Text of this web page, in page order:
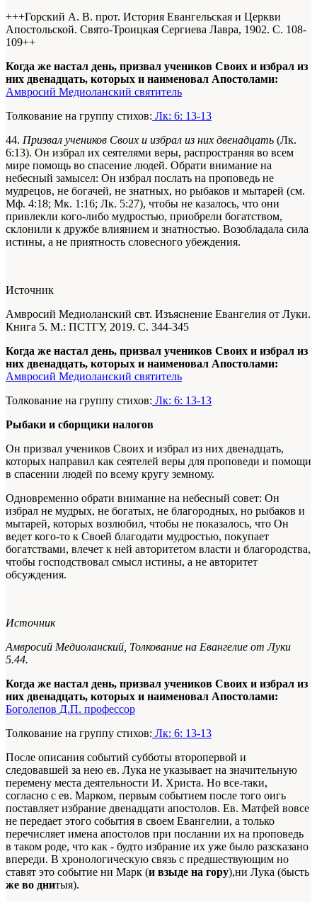
+++Горский А. В. прот. История Евангельская и Церкви
Апостольской. Свято-Троицкая Сергиева Лавра, 1902. С. 108-
109++
Когда же настал день, призвал учеников Своих и избрал из
них двенадцать, которых и наименовал Апостолами:
Амвросий Медиоланский святитель
Толкование на группу стихов: Лк: 6: 13-13
44. Призвал учеников Своих и избрал из них двенадцать (Лк.
6:13). Он избрал их сеятелями веры, распространяя во всем
мире помощь во спасение людей. Обрати внимание на
небесный замысел: Он избрал послать на проповедь не
мудрецов, не богачей, не знатных, но рыбаков и мытарей (см.
Мф. 4:18; Мк. 1:16; Лк. 5:27), чтобы не казалось, что они
привлекли кого-либо мудростью, приобрели богатством,
склонили к дружбе влиянием и знатностью. Возобладала сила
истины, а не приятность словесного убеждения.
Источник
Амвросий Медиоланский свт. Изъяснение Евангелия от Луки.
Книга 5. М.: ПСТГУ, 2019. С. 344-345
Когда же настал день, призвал учеников Своих и избрал из
них двенадцать, которых и наименовал Апостолами:
Амвросий Медиоланский святитель
Толкование на группу стихов: Лк: 6: 13-13
Рыбаки и сборщики налогов
Он призвал учеников Своих и избрал из них двенадцать,
которых направил как сеятелей веры для проповеди и помощи
в спасении людей по всему кругу земному.
Одновременно обрати внимание на небесный совет: Он
избрал не мудрых, не богатых, не благородных, но рыбаков и
мытарей, которых возлюбил, чтобы не показалось, что Он
ведет кого-то к Своей благодати мудростью, покупает
богатствами, влечет к ней авторитетом власти и благородства,
чтобы господствовал смысл истины, а не авторитет
обсуждения.
Источник
Амвросий Медиоланский, Толкование на Евангелие от Луки
5.44.
Когда же настал день, призвал учеников Своих и избрал из
них двенадцать, которых и наименовал Апостолами:
Боголепов Д.П. профессор
Толкование на группу стихов: Лк: 6: 13-13
После описания событий субботы второпервой и
следовавшей за нею ев. Лука не указывает на значительную
перемену места деятельности И. Христа. Но все-таки,
согласно с ев. Марком, первым событием после того оигь
поставляет избрание двенадцати апостолов. Ев. Матфей вовсе
не передает этого события в своем Евангелии, а только
перечисляет имена апостолов при послании их на проповедь
в таком роде, что как - будто избрание их уже было разсказано
впереди. В хронологическую связь с предшествующим но
ставят это событие ни Марк (и взыде на гору),ни Лука (бысть
же во днитыя).